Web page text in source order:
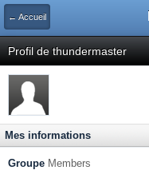
← Accueil
Profil de thundermaster
Mes informations
Groupe Members